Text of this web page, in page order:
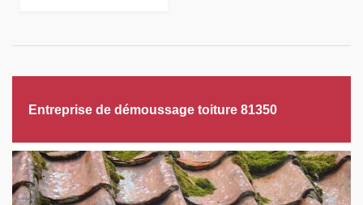
Entreprise de démoussage toiture 81350